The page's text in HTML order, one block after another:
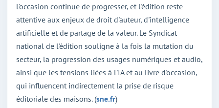
l'occasion continue de progresser, et l'édition reste
attentive aux enjeux de droit d'auteur, d'intelligence
artificielle et de partage de la valeur. Le Syndicat
national de l'édition souligne à la fois la mutation du
secteur, la progression des usages numériques et audio,
ainsi que les tensions liées à l'IA et au livre d'occasion,
qui influencent indirectement la prise de risque
éditoriale des maisons. (sne.fr)